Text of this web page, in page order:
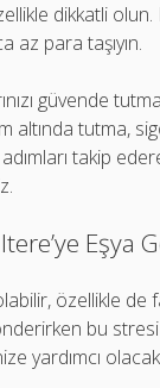
dikkatli olun.
az para taşıyın.
güvende
tutma,
takip
Eşya
özellikle de
bu stresi
yardımcı